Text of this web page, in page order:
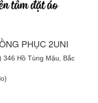
PHỤC 2UNI
Hồ Tùng Mậu, Bắc